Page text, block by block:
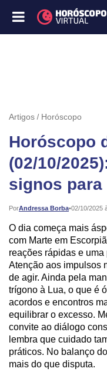
Artigos Horóscopo
Horóscopo
(02/10/
signos
PorAndressa Borba•
Publicado: 02/10/2025
O dia começa mais
com Marte em
reações rápidas e
Atenção aos impulsos
de agir. Ainda pela
trígono à Lua, o que é
acordos e encontros
equilibrar o excesso.
convite ao diálogo
lembra que cuidado
práticos. No balanço
mais do que disputa.